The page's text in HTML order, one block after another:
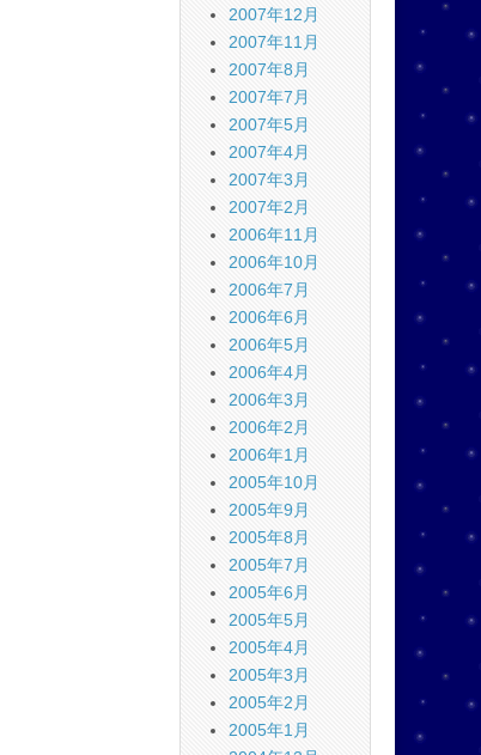
2007年12月
2007年11月
2007年8月
2007年7月
2007年5月
2007年4月
2007年3月
2007年2月
2006年11月
2006年10月
2006年7月
2006年6月
2006年5月
2006年4月
2006年3月
2006年2月
2006年1月
2005年10月
2005年9月
2005年8月
2005年7月
2005年6月
2005年5月
2005年4月
2005年3月
2005年2月
2005年1月